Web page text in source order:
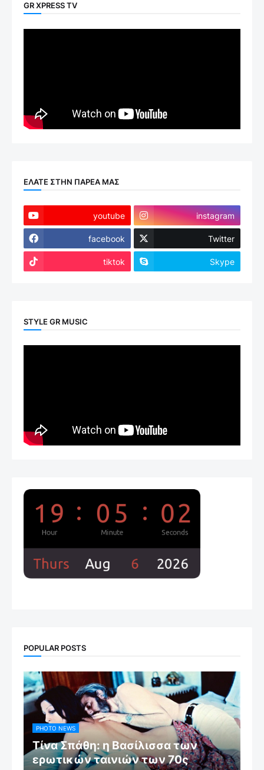
GR XPRESS TV
ΕΛΑΤΕ ΣΤΗΝ ΠΑΡΕΑ ΜΑΣ
youtube instagram
facebook Twitter
tiktok Skype
STYLE GR MUSIC
POPULAR POSTS
PHOTO NEWS
Τίνα Σπάθη: η Βασίλισσα των
ερωτικών ταινιών των 70ς